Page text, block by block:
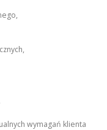
wymagań klienta